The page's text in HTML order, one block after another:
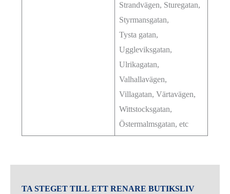
Strandvägen, Sturegatan,
Styrmansgatan,
Tysta gatan,
Uggleviksgatan,
Ulrikagatan,
Valhallavägen,
Villagatan, Värtavägen,
Wittstocksgatan,
Östermalmsgatan, etc
TA STEGET TILL ETT RENARE BUTIKSLIV